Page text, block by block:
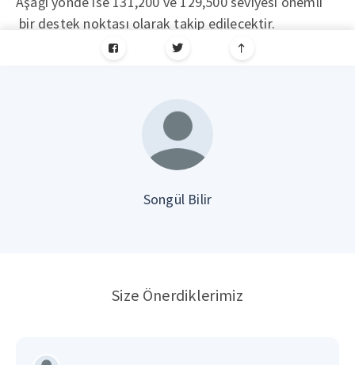
bir destek noktası olarak takip edilecektir.
Songül Bilir
Size Önerdiklerimiz